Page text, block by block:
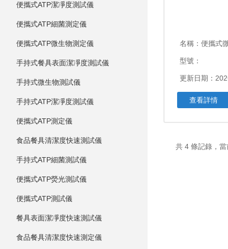
便攜式ATP潔凈度測試儀
便攜式ATP細菌測定儀
便攜式ATP微生物測定儀
手持式餐具表面潔凈度測試儀
手持式微生物測試儀
手持式ATP潔凈度測試儀
便攜式ATP測定儀
食品餐具清潔度快速測試儀
手持式ATP細菌測試儀
便攜式ATP熒光測試儀
便攜式ATP測試儀
餐具表面潔凈度快速測試儀
食品餐具清潔度快速測定儀
名稱： 便攜式
型號：
更新日期：
查看詳情
共 4 條記錄，